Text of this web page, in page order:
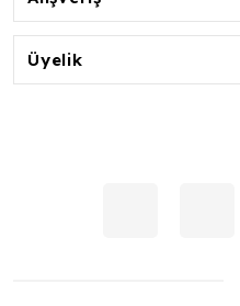
Üyelik